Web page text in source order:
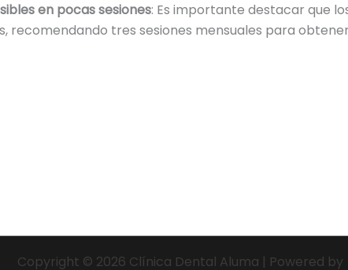
en pocas sesiones: Es importante destacar que
recomendando tres sesiones mensuales para
Copyright © 2026 Clínica Dental Aluma | Powered by